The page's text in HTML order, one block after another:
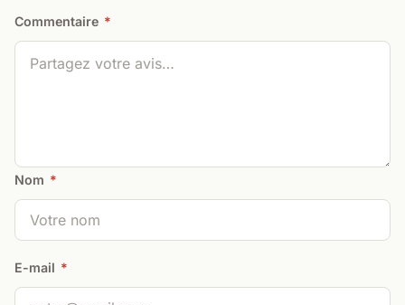
Commentaire *
Nom *
E-mail *